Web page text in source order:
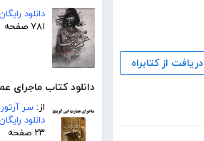
دانلود
۷۸۱ صفحه
دانلود کتاب ماجرای
از: سر
دانلود
۲۳ صفحه
دریافت از کتابراه